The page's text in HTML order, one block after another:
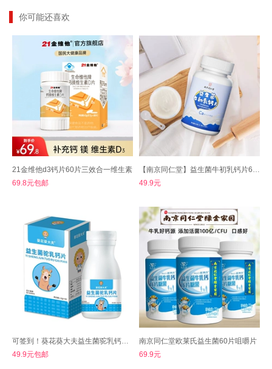
你可能还喜欢
21金维他d3钙片60片三效合一维生素
69.8元包邮
【南京同仁堂】益生菌牛初乳钙片60片
49.9元
可签到！葵花葵大夫益生菌驼乳钙片60粒
49.9元包邮
南京同仁堂欧莱氏益生菌60片咀嚼片
69.9元